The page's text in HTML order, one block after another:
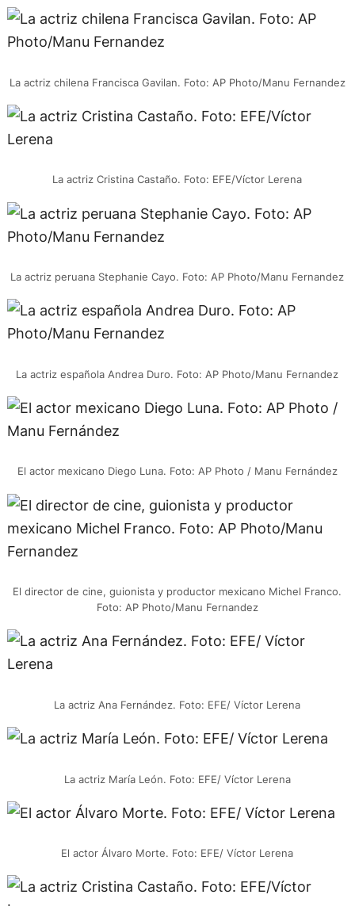
La actriz chilena Francisca Gavilan. Foto: AP Photo/Manu Fernandez
La actriz Cristina Castaño. Foto: EFE/Víctor Lerena
La actriz peruana Stephanie Cayo. Foto: AP Photo/Manu Fernandez
La actriz española Andrea Duro. Foto: AP Photo/Manu Fernandez
El actor mexicano Diego Luna. Foto: AP Photo / Manu Fernández
El director de cine, guionista y productor mexicano Michel Franco.
Foto: AP Photo/Manu Fernandez
La actriz Ana Fernández. Foto: EFE/ Víctor Lerena
La actriz María León. Foto: EFE/ Víctor Lerena
El actor Álvaro Morte. Foto: EFE/ Víctor Lerena